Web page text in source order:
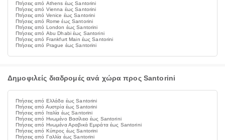
Πτήσεις από Athens έως Santorini
Πτήσεις από Vienna έως Santorini
Πτήσεις από Venice έως Santorini
Πτήσεις από Rome έως Santorini
Πτήσεις από London έως Santorini
Πτήσεις από Abu Dhabi έως Santorini
Πτήσεις από Frankfurt Main έως Santorini
Πτήσεις από Prague έως Santorini
Δημοφιλείς διαδρομές ανά χώρα προς Santorini
Πτήσεις από Ελλάδα έως Santorini
Πτήσεις από Αυστρία έως Santorini
Πτήσεις από Ιταλία έως Santorini
Πτήσεις από Ηνωμένο Βασίλειο έως Santorini
Πτήσεις από Ηνωμένα Αραβικά Εμιράτα έως Santorini
Πτήσεις από Κύπρος έως Santorini
Πτήσεις από Γαλλία έως Santorini